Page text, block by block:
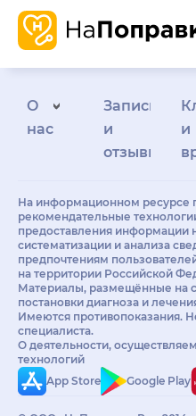
О
нас
Запись
и
отзывы
и
На информационном ресурсе
рекомендательные
предоставления информации
систематизации и анализа
предпочтениям
на территории Российской
Материалы, размещённые на
постановки диагноза и
Имеются противопоказания.
специалиста.
О деятельности,
технологий
App Store
Google Play